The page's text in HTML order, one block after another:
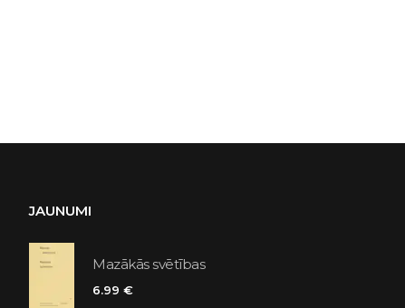
JAUNUMI
Mazākās svētības
6.99 €